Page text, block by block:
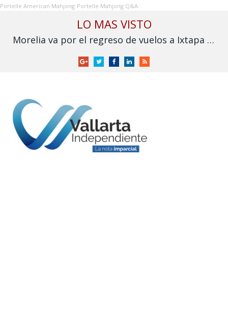
Portelle American Mahjong Portelle Mahjong Q&A
LO MAS VISTO
Morelia va por el regreso de vuelos a Ixtapa y Puerto Vallarta
GoogleTwitterFacebookLinkedInRSS